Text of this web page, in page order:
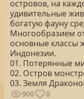
островов, на
удивительные
богатую фауну
Многообразием
основные классы
Индонезии.
01. Потерянные
02. Остров
03. Земля
900 0